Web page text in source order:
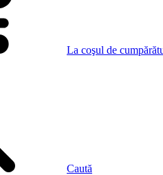
La coşul de
Caută